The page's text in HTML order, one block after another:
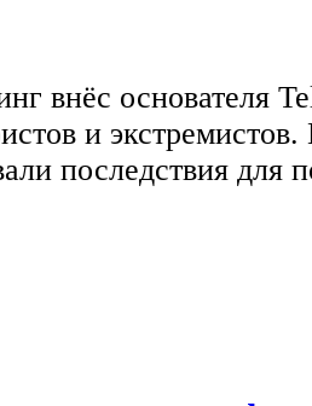
внёс основателя
и
последствия для